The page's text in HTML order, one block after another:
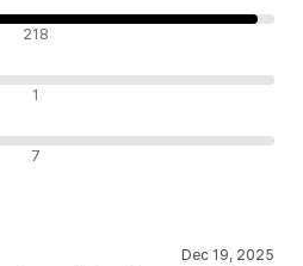
218
1
7
Dec 19, 2025